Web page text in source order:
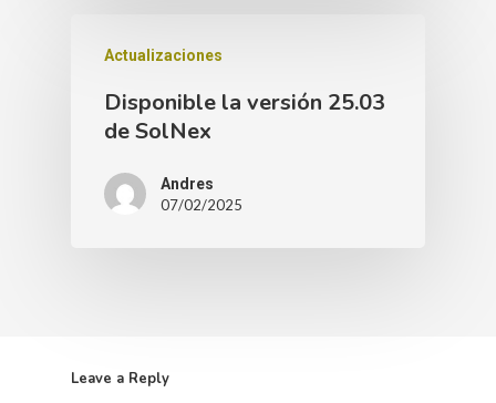
Actualizaciones
Disponible la versión 25.03
de SolNex
Andres
07/02/2025
Leave a Reply